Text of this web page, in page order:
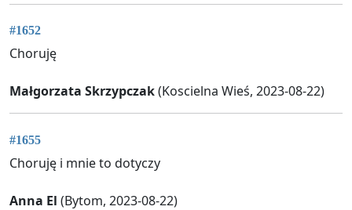
#1652
Choruję
Małgorzata Skrzypczak(Koscielna Wieś, 2023-08-22)
#1655
Choruję i mnie to dotyczy
Anna El (Bytom, 2023-08-22)